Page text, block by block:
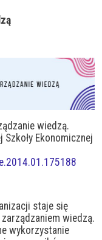
wiedzą.
Ekonomicznej
staje się
wiedzą.
wykorzystanie